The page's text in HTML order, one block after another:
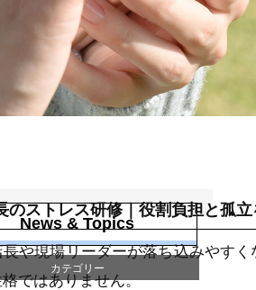
のストレス研修｜役割負担と孤
や現場リーダーが落ち込みやす
ではありません。
News & Topics
カテゴリー